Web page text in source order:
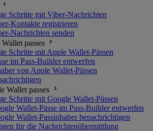
Schritte mit Viber-Nachrichten
Kontakte registrieren
Nachrichten senden
passes
Schritte mit Apple Wallet-Pässen
im Pass-Builder entwerfen
von Apple Wallet-Pässen
Wallet passes
Schritte mit Google Wallet-Pässen
Wallet-Pässe im Pass-Builder entwerfen
Wallet-Passinhaber benachrichtigen
für die Nachrichtenübermittlung